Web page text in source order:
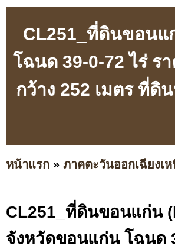
CL251_ที่ดินขอนแ
โฉนด 39-0-72 ไร่ ร
กว้าง 252 เมตร ที่
หน้าแรก » ภาคตะวันออกเฉียงเ
CL251_ที่ดินขอนแก่น
จังหวัดขอนแก่น โฉนด